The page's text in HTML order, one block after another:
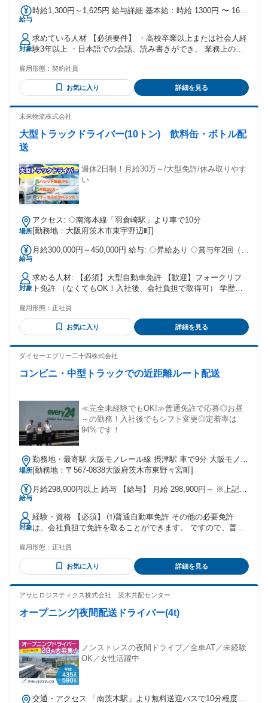
給与
時給1,300円～1,625円 給与詳細 基本給：時給 1300円 〜 1625
対象
求めている人材 【必須要件】 ・高校卒業以上または社会人経
験3年以上 ・日本語での会話、読み書きができ、 業務上の指
機器操作ができる （業務で専用端末を使用するため） ※在留
資格に基づく就労時間・就労範囲の 制限により勤務条件を満
たせない場合は、 ご応募いただけません。 ＼こんな方も活躍
庫内作業の 経験がある方 ・Amazonで働いてみたい方 ・夜間
働きたい 商品検品、仕分けやピッキングなどの 倉庫内作業の
での製造経験（梱包・包装・組立・加工 など）や、簡単なラ
イン作業の経験がある方 も経験を活かして働いています。
雇用形態： 契約社員
お気に入り 詳細を見る
未来物流株式会社
大型トラックドライバー(10トン) 飲料缶・ボトル配
送
週休2日制！月給30万～/大型免許/休み取りやす
い
場所
アクセス: ◇南海本線「羽倉崎駅」より車で10分
[勤務地：大阪府茨木市東宇野辺町]
給与
月給300,000円～450,000円 給与: ◇昇給あり ◇賞与年2回（7
で） ◇退職金制度あり
対象
求める人材: 【必須】大型自動車免許 【歓迎】フォークリフ
ト免許 （なくてもOK！入社後、会社負担で取得可） 学歴不
雇用形態： 正社員
お気に入り 詳細を見る
ダイセーエブリー二十四株式会社
コンビニ・中型トラックでの近距離ルート配送
≪完全未経験でもOK!≫普通免許で応募◎お昼
～の勤務！入社後でもシフト変更◎定着率は
94%です！
場所
勤務地・最寄駅 大阪モノレール線 摂津駅 車で9分 大阪モノレ
ール線 沢良宜駅 車で10分 阪急京都本線 南茨木駅 車で15分
[勤務地：〒567-0838大阪府茨木市東野々宮町]
給与
月給298,900円以上 給与 【給与】 月給 298,900円～ ※上記に
位で支給) ・1ヶ月あたり65,940円(固定残業時間：1ヶ月あた
り42時間) ・固定残業時間を超えた勤務時間については別途残
業代を支給する。 【別途下記手当あり】 ☆賞与／年2回(7
月・12月) ☆昇給／年2回(2月・8月) ☆通勤手当 ☆残業手当 ☆
【その他にも下記のような制度があります】 〇借り上げ社宅
制度 ・勤務先住所が現住所から遠方の方に対し、家賃の一部
を会社が負担します。 〇財形貯蓄制度 〇従業員持ち株制度
〇退職金制度 【交通費】 〇車・バイク・自転車通勤OK！ 〇
無料駐車場あり
対象
経験・資格 【必須】 ⑴普通自動車免許 その他の必要免許
は、会社負担で免許を取ることができます。 ですので、普通
ール)も全社で50名弱活躍中！ 今年も女性ドライバーが入社し
ました♪ ・主婦(主夫)さんや中高年の方も幅広く活躍中です。
・完全未経験から始めた先輩多数活躍中♪
雇用形態： 正社員
お気に入り 詳細を見る
アサヒロジスティクス株式会社 茨木共配センター
オープニング|夜間配送ドライバー(4t)
ノンストレスの夜間ドライブ／全車AT／未経験
OK／女性活躍中
交通・アクセス 「南茨木駅」より無料送迎バスで10分程度！